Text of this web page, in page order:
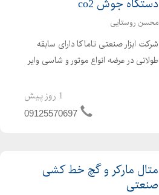
دستگاه جوش co2
محسن روستایی
شرکت ابزار صنعتی تاماکا دارای سابقه
طولانی در عرضه انواع موتور و شاسی وایر
ولت چرخ دنده ، غلطک ، درپوش و دسته
1 روز پیش
09125570697
متال مارکر و گچ خط کشی
صنعتی